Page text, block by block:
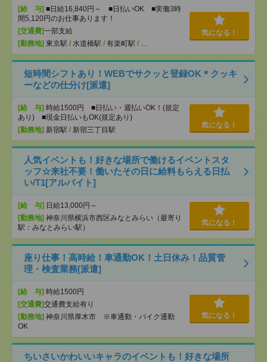
[給 与] ■日給16,840円～ ■日払いOK ■実働3時
間5,120円のお仕事あります！
[交通費]一部支給
[勤務地] 東京駅 / 水道橋駅 / 有楽町駅 / …
気になる！
短時間シフトあり！WEBでサクッと登録OK＊クッキ
ーなどの仕分け[派遣]
[給 与] 時給1500円 ■日払い・週払いOK！(規定
あり) ■現金日払いもOK(規定あり)
[勤務地] 新宿駅 / 新宿三丁目駅
気になる！
人気イベントも！好きな場所で働けるイベントスタ
ッフ☆来社不要！働いたその日に給料もらえる日払
い/T1[アルバイト]
[給 与] 日給13,000円～
[勤務地] 神奈川県横浜市西区みなとみらい（最寄り
駅：みなとみらい駅）
気になる！
座り仕事！高時給！車通勤OK！土日休み！品質管
理・検査業務[派遣]
[給 与] 時給1500円
[交通費]交通費支給有り
[勤務地] 神奈川県厚木市 ※車通勤・バイク通勤
OK
気になる！
ちいさいかわいいキャラのイベントも！好きな場所